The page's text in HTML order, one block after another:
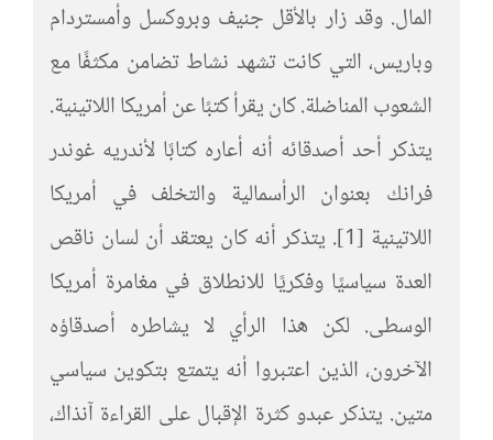
المال. وقد زار بالأقل جنيف وبروكسل وأمستردام
وباريس، التي كانت تشهد نشاط تضامن مكثفًا مع
الشعوب المناضلة. كان يقرأ كتبًا عن أمريكا اللاتينية.
يتذكر أحد أصدقائه أنه أعاره كتابًا لأندريه غوندر
فرانك بعنوان الرأسمالية والتخلف في أمريكا
اللاتينية [1]. يتذكر أنه كان يعتقد أن لسان ناقص
العدة سياسيًا وفكريًا للانطلاق في مغامرة أمريكا
الوسطى. لكن هذا الرأي لا يشاطره أصدقاؤه
الآخرون، الذين اعتبروا أنه يتمتع بتكوين سياسي
متين. يتذكر عبدو كثرة الإقبال على القراءة آنذاك،